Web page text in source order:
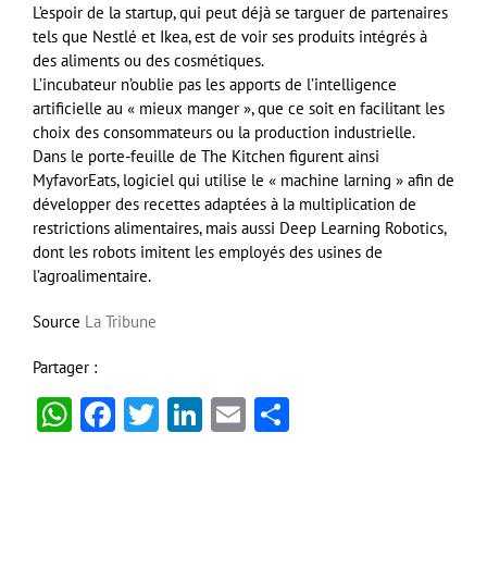
L’espoir de la startup, qui peut déjà se targuer de partenaires
tels que Nestlé et Ikea, est de voir ses produits intégrés à
des aliments ou des cosmétiques.
L’incubateur n’oublie pas les apports de l’intelligence
artificielle au « mieux manger », que ce soit en facilitant les
choix des consommateurs ou la production industrielle.
Dans le porte-feuille de The Kitchen figurent ainsi
MyfavorEats, logiciel qui utilise le « machine larning » afin de
développer des recettes adaptées à la multiplication de
restrictions alimentaires, mais aussi Deep Learning Robotics,
dont les robots imitent les employés des usines de
l’agroalimentaire.
Source La Tribune
Partager :
WhatsApp
Facebook
Twitter
LinkedIn
Email